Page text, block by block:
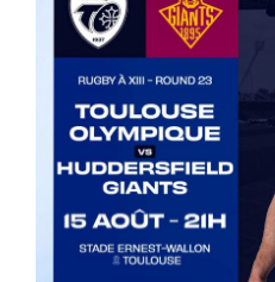
rapide, qui plaque beaucoup et
veut amener le plus loin possible.
en arriver là. »
Baptiste RODRIGUEZ : «
« Je
de relever les nouveaux défis au
Partagez votre amour